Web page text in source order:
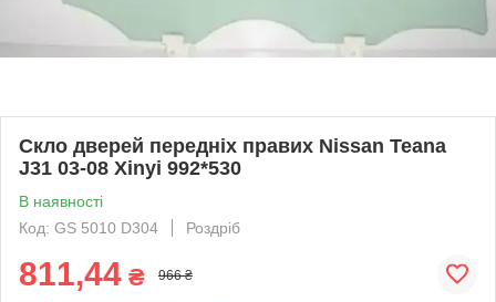
Скло дверей передніх правих Nissan Teana
J31 03-08 Xinyi 992*530
В наявності
Код: GS 5010 D304
Роздріб
811,44 ₴ 966 ₴